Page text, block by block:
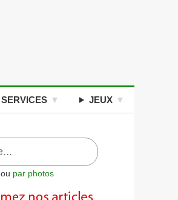
SERVICES JEUX
ou par photos